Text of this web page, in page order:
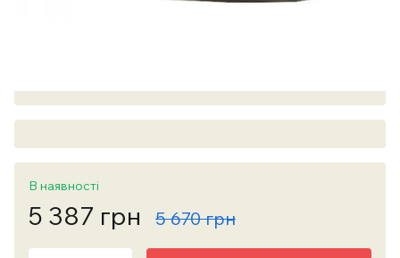
В наявності
5 387 грн 5 670 грн